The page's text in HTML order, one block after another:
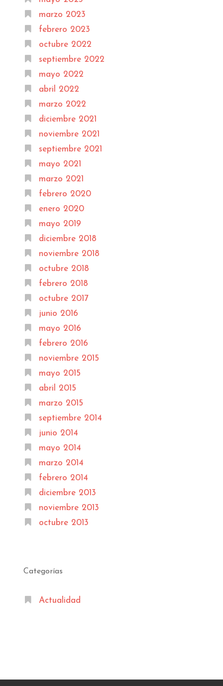
marzo 2023
febrero 2023
octubre 2022
septiembre 2022
mayo 2022
abril 2022
marzo 2022
diciembre 2021
noviembre 2021
septiembre 2021
mayo 2021
marzo 2021
febrero 2020
enero 2020
mayo 2019
diciembre 2018
noviembre 2018
octubre 2018
febrero 2018
octubre 2017
junio 2016
mayo 2016
febrero 2016
noviembre 2015
mayo 2015
abril 2015
marzo 2015
septiembre 2014
junio 2014
mayo 2014
marzo 2014
febrero 2014
diciembre 2013
noviembre 2013
octubre 2013
Categorías
Actualidad